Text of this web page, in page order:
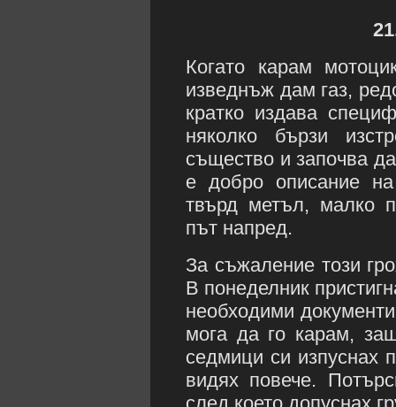
Когато карам
изведнъж дам газ,
кратко издава
няколко бързи
същество и започва
е добро описание
твърд метъл, малко
път напред.
За съжаление този
В понеделник
необходими
мога да го карам,
седмици си изпуснах
видях повече.